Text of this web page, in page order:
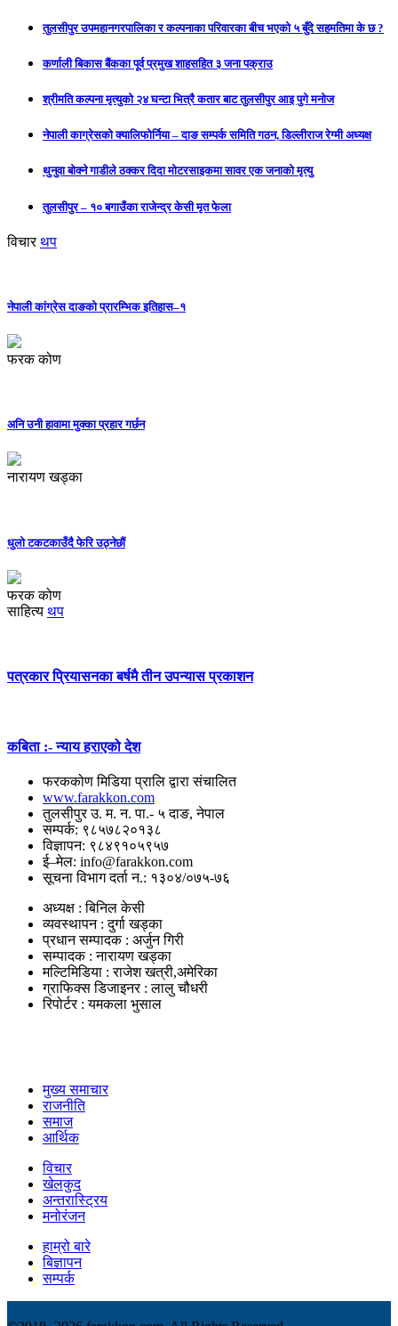
तुलसीपुर उपमहानगरपालिका र कल्पनाका परिवारका बीच भएको ५ बुँदे सहमतिमा के छ ?
कर्णाली बिकास बैंकका पूर्व प्रमुख शाहसहित ३ जना पक्राउ
श्रीमति कल्पना मृत्युको २४ घन्टा भित्रै कतार बाट तुलसीपुर आइ पुगे मनोज
नेपाली काग्रेसको क्यालिफोर्निया – दाङ सम्पर्क समिति गठन, डिल्लीराज रेग्मी अध्यक्ष
थुनुवा बोक्ने गाडीले ठक्कर दिदा मोटरसाइकमा सावर एक जनाको मृत्यु
तुलसीपुर – १० बगाउँका राजेन्द्र केसी मृत फेला
विचार थप
नेपाली कांग्रेस दाङको प्रारम्भिक इतिहास–१
फरक कोण
अनि उनी हावामा मुक्का प्रहार गर्छन
नारायण खड्का
धुलो टकटकाउँदै फेरि उठ्नेछौं
फरक कोण
साहित्य थप
पत्रकार प्रियासनका बर्षमै तीन उपन्यास प्रकाशन
कबिता :- न्याय हराएको देश
फरककोण मिडिया प्रालि द्वारा संचालित
www.farakkon.com
तुलसीपुर उ. म. न. पा.- ५ दाङ, नेपाल
सम्पर्क: ९८५७८२०१३८
विज्ञापन: ९८४९१०५९५७
ई–मेल: info@farakkon.com
सूचना विभाग दर्ता न.: १३०४/०७५-७६
अध्यक्ष : बिनिल केसी
व्यवस्थापन : दुर्गा खड्का
प्रधान सम्पादक : अर्जुन गिरी
सम्पादक : नारायण खड्का
मल्टिमिडिया : राजेश खत्री,अमेरिका
ग्राफिक्स डिजाइनर : लालु चौधरी
रिपोर्टर : यमकला भुसाल
मुख्य समाचार
राजनीति
समाज
आर्थिक
विचार
खेलकुद
अन्तरास्ट्रिय
मनोरंजन
हाम्रो बारे
बिज्ञापन
सम्पर्क